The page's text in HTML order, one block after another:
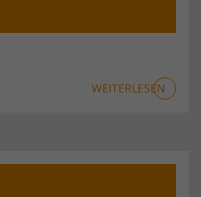
WEITERLESEN